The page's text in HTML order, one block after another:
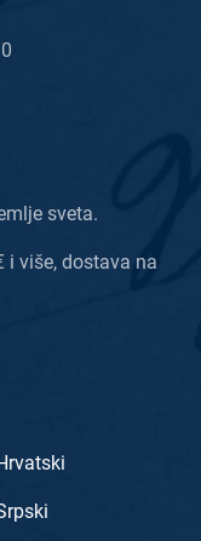
sveta.
i više, dostava na